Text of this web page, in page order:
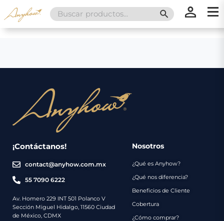
Search
for:
SEARCH
¡Contáctanos!
contact@anyhow.com.mx
55 7090 6222
Av. Homero 229 INT 501 Polanco V
Sección Miguel Hidalgo, 11560 Ciudad
de México, CDMX
Nosotros
¿Qué es Anyhow?
¿Qué nos diferencia?
Beneficios de Cliente
Cobertura
¿Cómo comprar?
Nosotros
Servicios
Envíos
Métodos
de
Catálogo
Regalos
Contacto